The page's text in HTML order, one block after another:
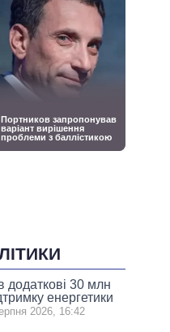
додаткові 30 млн
енергетики
2026, 16:42